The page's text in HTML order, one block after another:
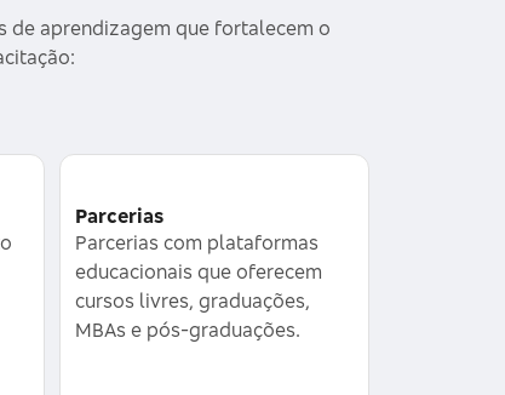
de aprendizagem que fortalecem o
Parcerias
Parcerias com plataformas
educacionais que oferecem
cursos livres, graduações,
MBAs e pós-graduações.